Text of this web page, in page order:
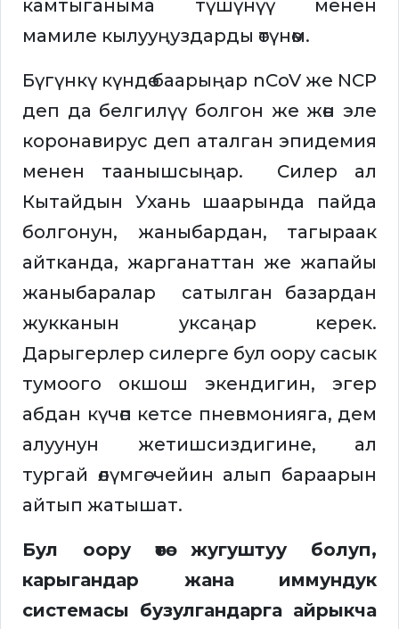
камтыганыма түшүнүү менен
мамиле кылууңуздарды өтүнөм.
Бүгүнкү күндө баарыңар nCoV же NCP
деп да белгилүү болгон же жөн эле
коронавирус деп аталган эпидемия
менен таанышсыңар. Силер ал
Кытайдын Ухань шаарында пайда
болгонун, жаныбардан, тагыраак
айтканда, жарганаттан же жапайы
жаныбаралар сатылган базардан
жукканын уксаңар керек.
Дарыгерлер силерге бул оору сасык
тумоого окшош экендигин, эгер
абдан күчөп кетсе пневмонияга, дем
алуунун жетишсиздигине, ал
тургай өлүмгө чейин алып бараарын
айтып жатышат.
Бул оору өтө жугуштуу болуп,
карыгандар жана иммундук
системасы бузулгандарга айрыкча